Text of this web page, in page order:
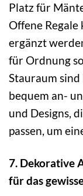
Platz für
Offene
ergänzt
für Ordnung
Stauraum sind
bequem an-
und Designs,
passen, um
7. Dekorative
für das